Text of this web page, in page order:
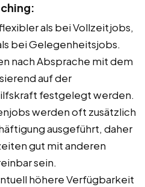
als bei Vollzeitjobs,
bei Gelegenheitsjobs.
nach Absprache mit dem
auf der
festgelegt werden.
werden oft zusätzlich
ausgeführt, daher
gut mit anderen
sein.
höhere Verfügbarkeit